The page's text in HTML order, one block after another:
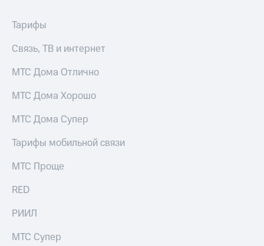
акционеров
кабинет
Акционерный
капитал
Контроль
аудит
Рынок
акций
Тарифы
Связь, ТВ и интернет
МТС Дома Отлично
МТС Дома Хорошо
МТС Дома Супер
Тарифы мобильной связи
МТС Проще
RED
РИИЛ
МТС Супер